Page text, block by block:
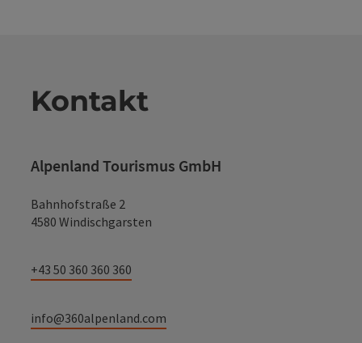
Kontakt
Alpenland Tourismus GmbH
Bahnhofstraße 2
4580 Windischgarsten
+43 50 360 360 360
info@360alpenland.com